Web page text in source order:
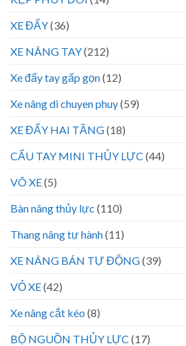
XE ĐẨY(36)
XE NÂNG TAY(212)
Xe đẩy tay gấp gọn(12)
Xe nâng di chuyen phuy(59)
XE ĐẨY HAI TẦNG(18)
CẨU TAY MINI THỦY LỰC (44)
VÕ XE(5)
Bàn nâng thủy lực (110)
Thang nâng tự hành(11)
XE NÂNG BÁN TỰ ĐỘNG(39)
VỎ XE(42)
Xe nâng cắt kéo (8)
BỘ NGUỒN THỦY LỰC (17)